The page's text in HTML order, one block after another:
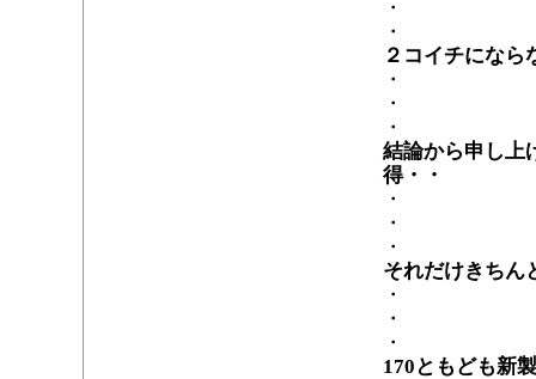
・
・
２コイチにな
・
・
・
結論から申し上
得・・
・
・
・
それだけきちん
・
・
・
170ともども新